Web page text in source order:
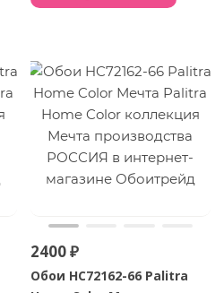
2400 ₽
Обои HC72162-66 Palitra